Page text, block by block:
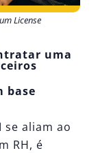
License
uma
base
se aliam ao
RH, é